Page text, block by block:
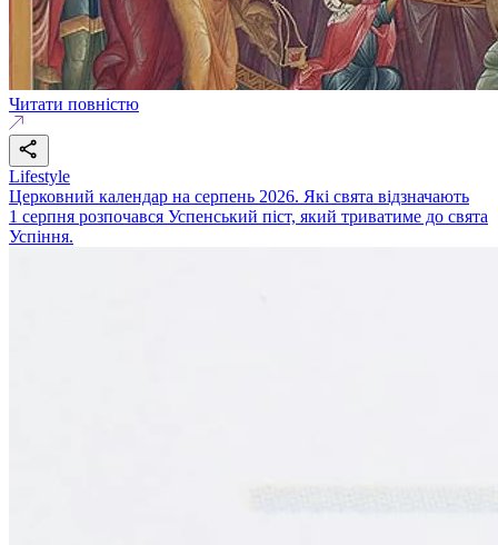
Читати повністю
Lifestyle
Церковний календар на серпень 2026. Які свята відзначають
1 серпня розпочався Успенський піст, який триватиме до свята
Успіння.